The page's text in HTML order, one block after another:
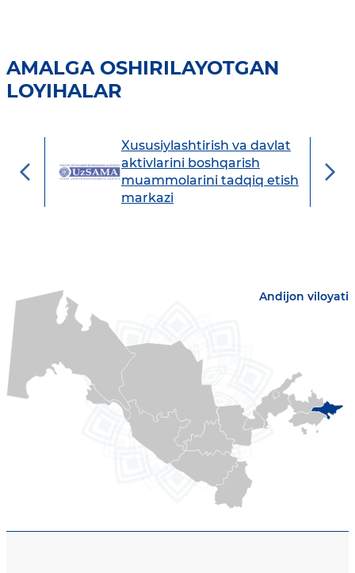
AMALGA OSHIRILAYOTGAN
LOYIHALAR
Xususiylashtirish va davlat
aktivlarini boshqarish
muammolarini tadqiq etish
markazi
Andijon viloyati